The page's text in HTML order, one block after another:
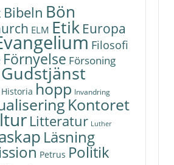
Bibeln Bön
ELM Etik Europa
Filosofi
Förnyelse Försoning
Gudstjänst
Historia hopp Invandring
Kontoret
Litteratur Luther
Läsning
Petrus Politik